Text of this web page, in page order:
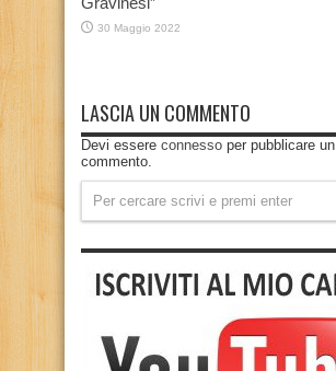
30 Maggio 2022
LASCIA UN COMMENTO
Devi essere connesso per pubblicare un
commento.